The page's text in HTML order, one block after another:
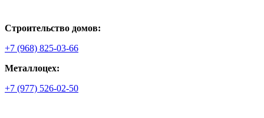
Строительство домов:
+7 (968) 825-03-66
Металлоцех:
+7 (977) 526-02-50